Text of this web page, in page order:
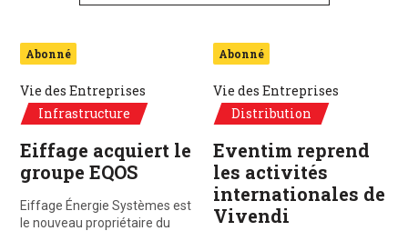
Abonné
Vie des Entreprises
Infrastructure
Eiffage acquiert le
groupe EQOS
Eiffage Énergie Systèmes est
le nouveau propriétaire du
Abonné
Vie des Entreprises
Distribution
Eventim reprend
les activités
internationales de
Vivendi